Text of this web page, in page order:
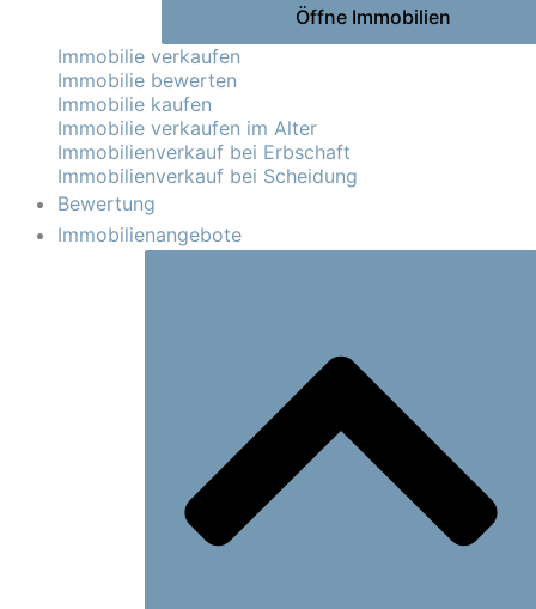
Öffne Immobilien
Immobilie verkaufen
Immobilie bewerten
Immobilie kaufen
Immobilie verkaufen im Alter
Immobilienverkauf bei Erbschaft
Immobilienverkauf bei Scheidung
Bewertung
Immobilienangebote